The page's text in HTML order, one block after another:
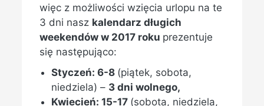
więc z możliwości wzięcia urlopu na te
3 dni nasz kalendarz długich
weekendów w 2017 roku prezentuje
się następująco:
Styczeń: 6-8 (piątek, sobota,
niedziela) – 3 dni wolnego,
Kwiecień: 15-17 (sobota, niedziela,